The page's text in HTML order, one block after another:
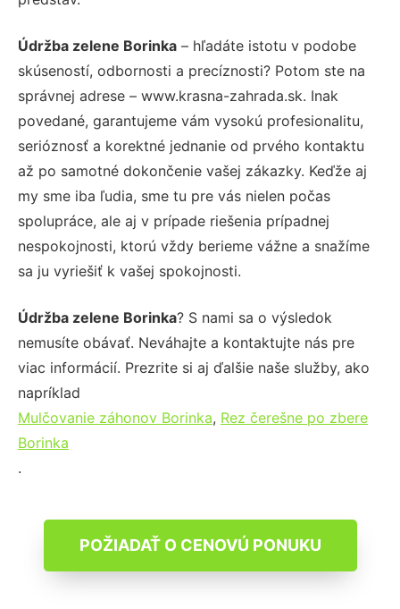
Údržba zelene Borinka – hľadáte istotu v podobe
skúseností, odbornosti a precíznosti? Potom ste na
správnej adrese – www.krasna-zahrada.sk. Inak
povedané, garantujeme vám vysokú profesionalitu,
serióznosť a korektné jednanie od prvého kontaktu
až po samotné dokončenie vašej zákazky. Keďže aj
my sme iba ľudia, sme tu pre vás nielen počas
spolupráce, ale aj v prípade riešenia prípadnej
nespokojnosti, ktorú vždy berieme vážne a snažíme
sa ju vyriešiť k vašej spokojnosti.
Údržba zelene Borinka? S nami sa o výsledok
nemusíte obávať. Neváhajte a kontaktujte nás pre
viac informácií. Prezrite si aj ďalšie naše služby, ako
napríklad
Mulčovanie záhonov Borinka, Rez čerešne po zbere
Borinka
.
POŽIADAŤ O CENOVÚ PONUKU